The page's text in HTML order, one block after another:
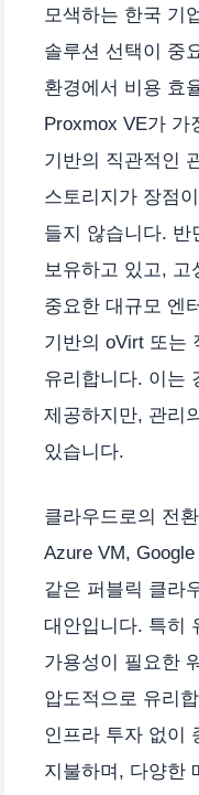
모색하는 한국 기
솔루션 선택이 중
환경에서 비용 효
Proxmox VE가 가
기반의 직관적인
스토리지가 장점
들지 않습니다. 반
보유하고 있고, 고
중요한 대규모 엔
기반의 oVirt 또는
유리합니다. 이는
제공하지만, 관리
있습니다.
클라우드로의 전
Azure VM,
같은 퍼블릭 클라
대안입니다. 특히
가용성이 필요한
압도적으로 유리
인프라 투자 없이
지불하며, 다양한